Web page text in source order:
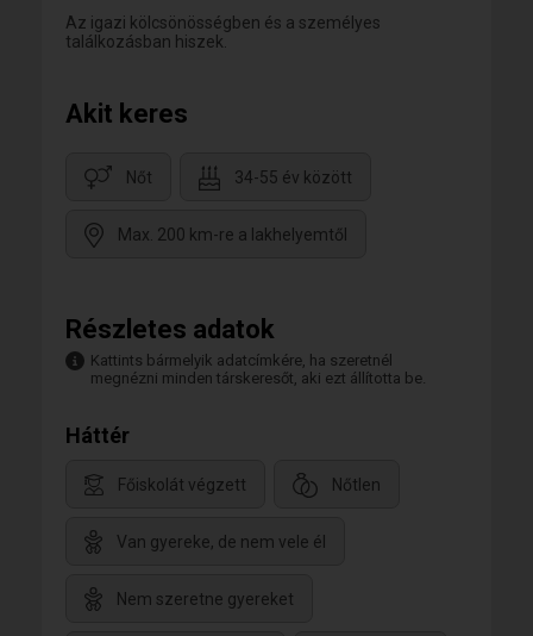
Az igazi kölcsönösségben és a személyes
találkozásban hiszek.
Akit keres
Nőt 34-55 év között
Max. 200 km-re a lakhelyemtől
Részletes adatok
Kattints bármelyik adatcímkére, ha szeretnél
megnézni minden társkeresőt, aki ezt állította be.
Háttér
Főiskolát végzett Nőtlen
Van gyereke, de nem vele él
Nem szeretne gyereket